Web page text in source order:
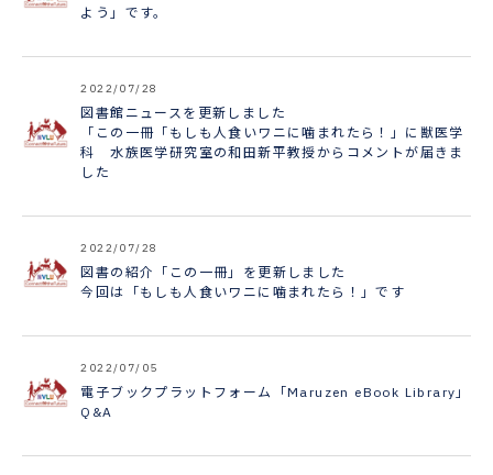
よう」です。
2022/07/28
図書館ニュースを更新しました
「この一冊「もしも人食いワニに噛まれたら！」に獣医学
科 水族医学研究室の和田新平教授からコメントが届きま
した
2022/07/28
図書の紹介「この一冊」を更新しました
今回は「もしも人食いワニに噛まれたら！」です
2022/07/05
電子ブックプラットフォーム「Maruzen eBook Library」
Q&A